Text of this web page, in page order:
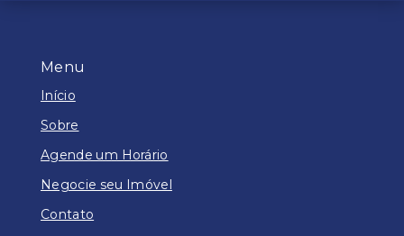
Menu
Início
Sobre
Agende um Horário
Negocie seu Imóvel
Contato